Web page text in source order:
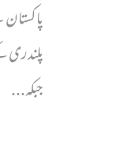
پلندری
جبکہ...